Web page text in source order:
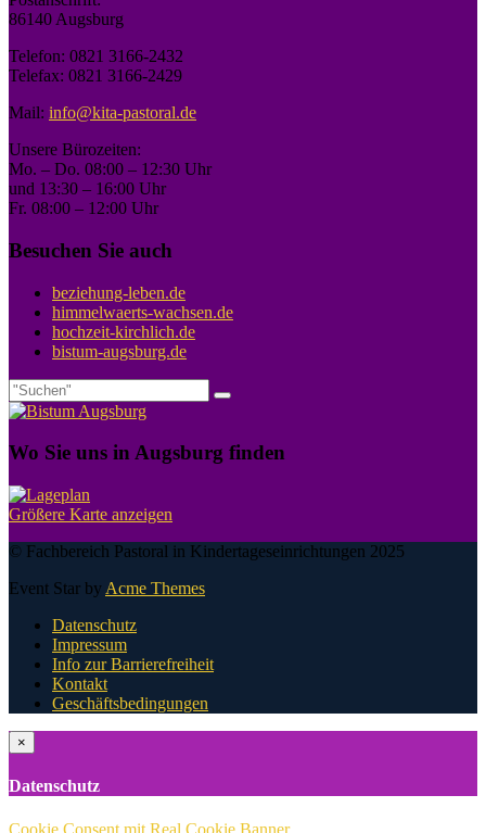
86140 Augsburg
Telefon: 0821 3166-2432
Telefax: 0821 3166-2429
Mail: info@kita-pastoral.de
Unsere Bürozeiten:
Mo. – Do. 08:00 – 12:30 Uhr
und 13:30 – 16:00 Uhr
Fr. 08:00 – 12:00 Uhr
Besuchen Sie auch
beziehung-leben.de
himmelwaerts-wachsen.de
hochzeit-kirchlich.de
bistum-augsburg.de
Wo Sie uns in Augsburg finden
Größere Karte anzeigen
© Fachbereich Pastoral in Kindertageseinrichtungen 2025
Event Star by Acme Themes
Datenschutz
Impressum
Info zur Barrierefreiheit
Kontakt
Geschäftsbedingungen
×
Datenschutz
Cookie Consent mit Real Cookie Banner